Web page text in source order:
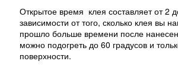
Открытое время клея составляет от 2
зависимости от того, сколько клея вы
прошло больше времени после
можно подогреть до 60 градусов и
поверхности.